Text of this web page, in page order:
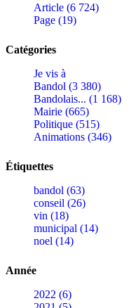
Article (6 724)
Page (19)
Catégories
Je vis à
Bandol (3 380)
Bandolais... (1 168)
Mairie (665)
Politique (515)
Animations (346)
Étiquettes
bandol (63)
conseil (26)
vin (18)
municipal (14)
noel (14)
Année
2022 (6)